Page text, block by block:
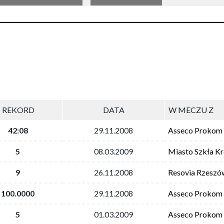
REKORD DATA W MECZU Z
42:08 29.11.2008 Asseco Prokom
5 08.03.2009 Miasto Szkła
9 26.11.2008 Resovia
100.0000 29.11.2008 Asseco Prokom
5 01.03.2009 Asseco Prokom